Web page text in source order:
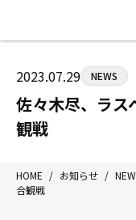
HOME
ジムについて
トレーニング
入会案内
2023.07.29 NEWS
佐々木尽、ラス
観戦
HOME / お知らせ /
合観戦